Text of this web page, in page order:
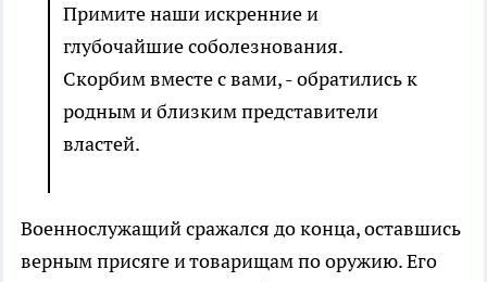
Примите наши искренние и
глубочайшие соболезнования.
Скорбим вместе с вами, - обратились к
родным и близким представители
властей.
Военнослужащий сражался до конца, оставшись
верным присяге и товарищам по оружию. Его